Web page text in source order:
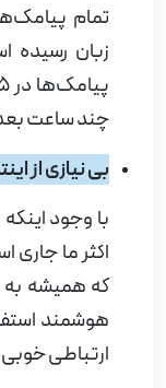
تمام
چند ساعت
بی نیازی از
با وجود
اکثر ما جاری
که همیشه به
هوشمند
ارتباطی